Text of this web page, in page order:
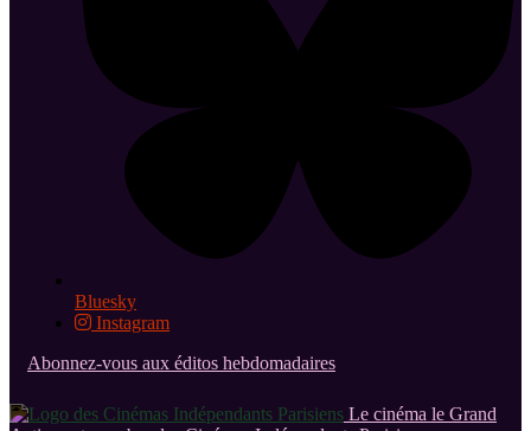
Bluesky
Instagram
Abonnez-vous aux éditos hebdomadaires
Le cinéma le Grand